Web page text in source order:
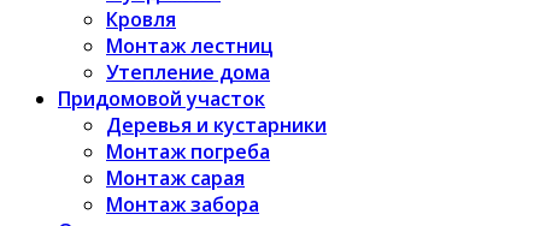
Кровля
Монтаж лестниц
Утепление дома
Придомовой участок
Деревья и кустарники
Монтаж погреба
Монтаж сарая
Монтаж забора